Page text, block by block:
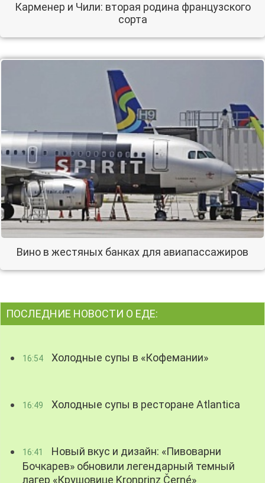
Карменер и Чили: вторая родина французского
сорта
Вино в жестяных банках для авиапассажиров
ПОСЛЕДНИЕ НОВОСТИ О ЕДЕ:
16:54 Холодные супы в «Кофемании»
16:49 Холодные супы в ресторане Atlantica
16:41
Новый вкус и дизайн: «Пивоварни
Бочкарев» обновили легендарный темный
лагер «Крушовице Kronprinz Černé»